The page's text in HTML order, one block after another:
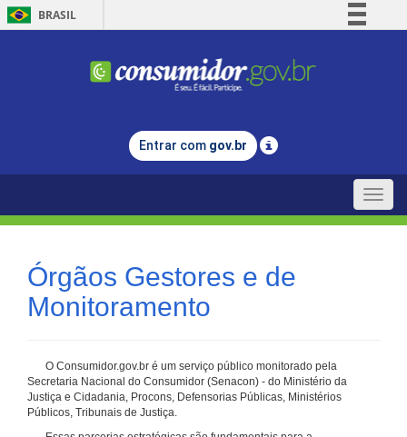
BRASIL
Comunica BR
Legislação
Entrar com gov.br
Toggle
Órgãos Gestores e de
Monitoramento
O Consumidor.gov.br é um serviço público monitorado pela
Secretaria Nacional do Consumidor (Senacon) - do Ministério da
Justiça e Cidadania, Procons, Defensorias Públicas, Ministérios
Públicos, Tribunais de Justiça.